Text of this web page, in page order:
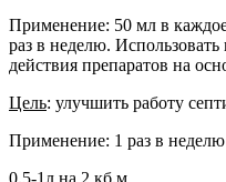
Применение: 50 мл в
раз в неделю. Использовать
действия препаратов на
Цель: улучшить работу
Применение: 1 раз в